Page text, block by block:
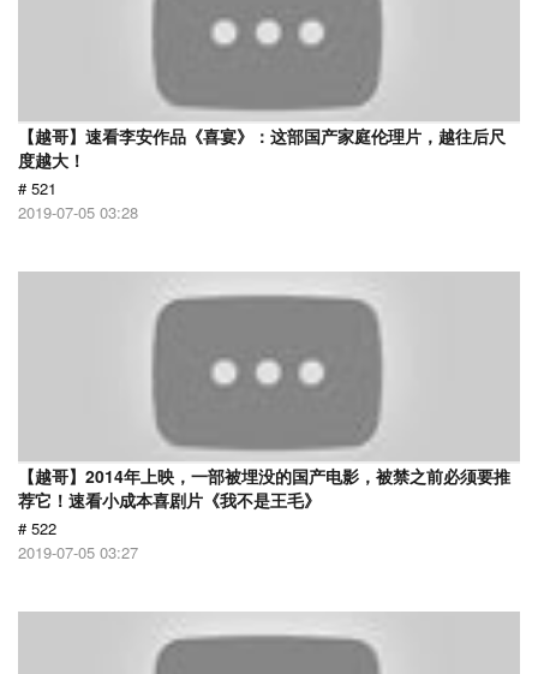
【越哥】速看李安作品《喜宴》：这部国产家庭伦理片，越往后尺
度越大！
# 521
2019-07-05 03:28
【越哥】2014年上映，一部被埋没的国产电影，被禁之前必须要推
荐它！速看小成本喜剧片《我不是王毛》
# 522
2019-07-05 03:27